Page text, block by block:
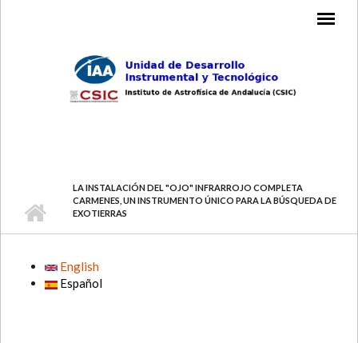
LA INSTALACIÓN DEL "OJO" INFRARROJO COMPLETA
CARMENES, UN INSTRUMENTO ÚNICO PARA LA BÚSQUEDA DE
EXOTIERRAS
English
Español